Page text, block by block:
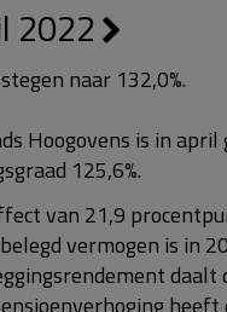
2022
naar 132,0%.
Hoogovens is in
125,6%.
van 21,9
vermogen is in
daalt